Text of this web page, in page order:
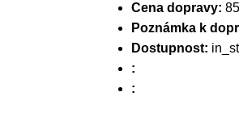
Cena dopravy:
Poznámka k
Dostupnost:
:
: